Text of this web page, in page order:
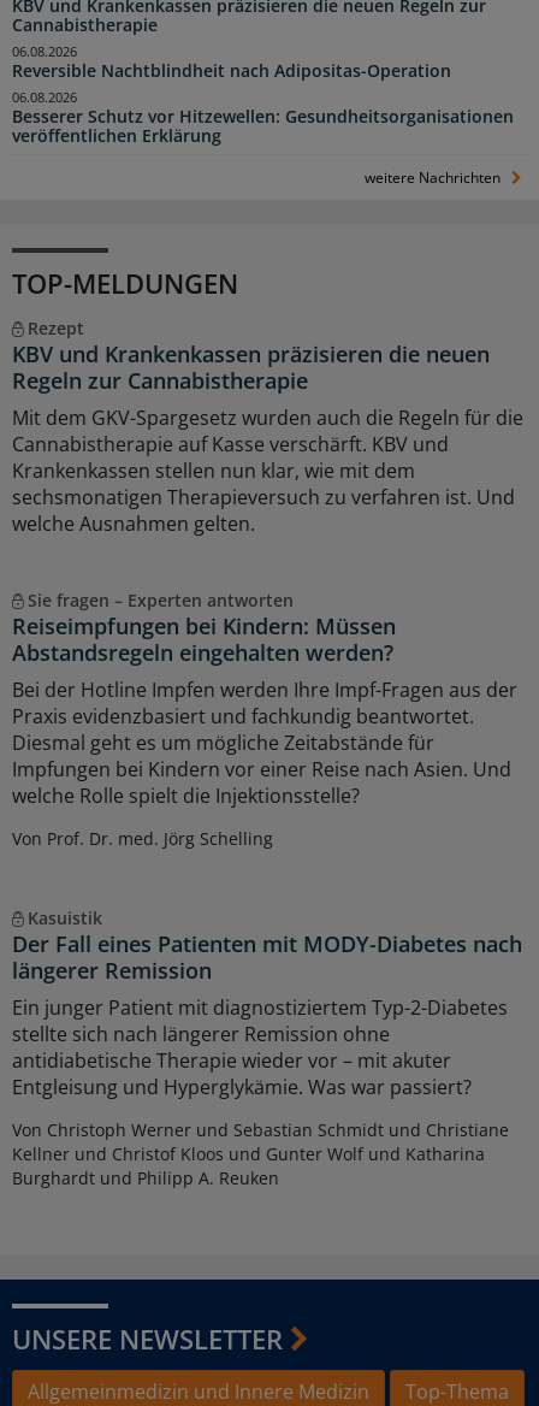
KBV und Krankenkassen präzisieren die neuen Regeln zur
Cannabistherapie
Reversible Nachtblindheit nach Adipositas-Operation
06.08.2026
Besserer Schutz vor Hitzewellen: Gesundheitsorganisationen
veröffentlichen Erklärung
06.08.2026
weitere Nachrichten
TOP-MELDUNGEN
Rezept
KBV und Krankenkassen präzisieren die neuen
Regeln zur Cannabistherapie
Mit dem GKV-Spargesetz wurden auch die Regeln für die
Cannabistherapie auf Kasse verschärft. KBV und
Krankenkassen stellen nun klar, wie mit dem
sechsmonatigen Therapieversuch zu verfahren ist. Und
welche Ausnahmen gelten.
Sie fragen – Experten antworten
Reiseimpfungen bei Kindern: Müssen
Abstandsregeln eingehalten werden?
Bei der Hotline Impfen werden Ihre Impf-Fragen aus der
Praxis evidenzbasiert und fachkundig beantwortet.
Diesmal geht es um mögliche Zeitabstände für
Impfungen bei Kindern vor einer Reise nach Asien. Und
welche Rolle spielt die Injektionsstelle?
Von Prof. Dr. med. Jörg Schelling
Kasuistik
Der Fall eines Patienten mit MODY-Diabetes nach
längerer Remission
Ein junger Patient mit diagnostiziertem Typ-2-Diabetes
stellte sich nach längerer Remission ohne
antidiabetische Therapie wieder vor – mit akuter
Entgleisung und Hyperglykämie. Was war passiert?
Von Christoph Werner und Sebastian Schmidt und Christiane
Kellner und Christof Kloos und Gunter Wolf und Katharina
Burghardt und Philipp A. Reuken
UNSERE NEWSLETTER
Allgemeinmedizin und Innere Medizin
Top-Thema